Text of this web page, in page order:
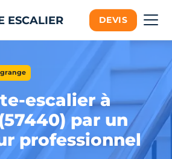
ESCALIER DEVIS
escalier à
par un
professionnel